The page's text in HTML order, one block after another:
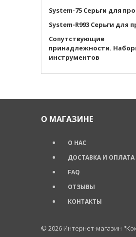
System-75 Серьги для
System-R993 Серьги для
Cопутствующие
принадлежности.
инструментов
О МАГАЗИНЕ
О НАС
ДОСТАВКА И ОПЛАТА
FAQ
ОТЗЫВЫ
КОНТАКТЫ
© 2026 Интернет-магазин